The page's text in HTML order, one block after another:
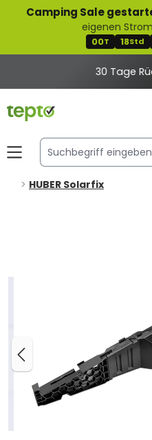
springen
Camping Sale
eigenen
00T 18Std
30 Tage
HUBER Solarfix